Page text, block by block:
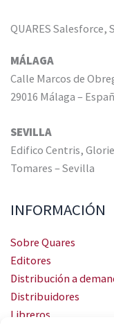
QUARES Salesforce,
MÁLAGA
Calle Marcos de
29016 Málaga –
SEVILLA
Edifico Centris,
Tomares – Sevilla
INFORMACIÓN
Sobre Quares
Editores
Distribución a
Distribuidores
Libreros